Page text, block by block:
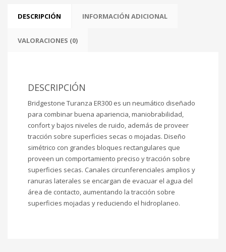
DESCRIPCIÓN INFORMACIÓN ADICIONAL
VALORACIONES (0)
DESCRIPCIÓN
Bridgestone Turanza ER300 es un neumático diseñado
para combinar buena apariencia, maniobrabilidad,
confort y bajos niveles de ruido, además de proveer
tracción sobre superficies secas o mojadas. Diseño
simétrico con grandes bloques rectangulares que
proveen un comportamiento preciso y tracción sobre
superficies secas. Canales circunferenciales amplios y
ranuras laterales se encargan de evacuar el agua del
área de contacto, aumentando la tracción sobre
superficies mojadas y reduciendo el hidroplaneo.